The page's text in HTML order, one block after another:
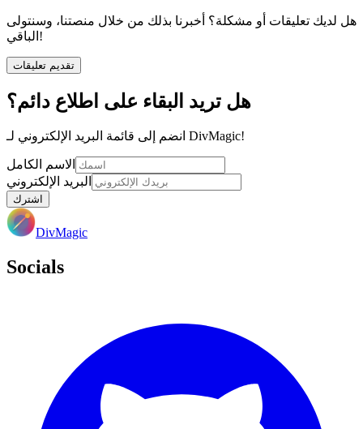
هل لديك تعليقات أو مشكلة؟ أخبرنا بذلك من خلال منصتنا، وسنتولى
الباقي!
تقديم تعليقات
هل تريد البقاء على اطلاع دائم؟
انضم إلى قائمة البريد الإلكتروني لـ DivMagic!
الاسم الكامل
البريد الإلكتروني
اشترك
DivMagic
Socials